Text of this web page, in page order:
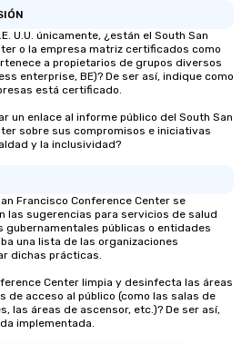
U.U. únicamente, ¿están el South San
o la empresa matriz certificados como
a propietarios de grupos diversos
enterprise, BE)? De ser así, indique como
está certificado.
un enlace al informe público del South San
sobre sus compromisos e iniciativas
y la inclusividad?
Francisco Conference Center se
las sugerencias para servicios de salud
gubernamentales públicas o entidades
una lista de las organizaciones
dichas prácticas.
Center limpia y desinfecta las áreas
de acceso al público (como las salas de
las áreas de ascensor, etc.)? De ser así,
implementada.